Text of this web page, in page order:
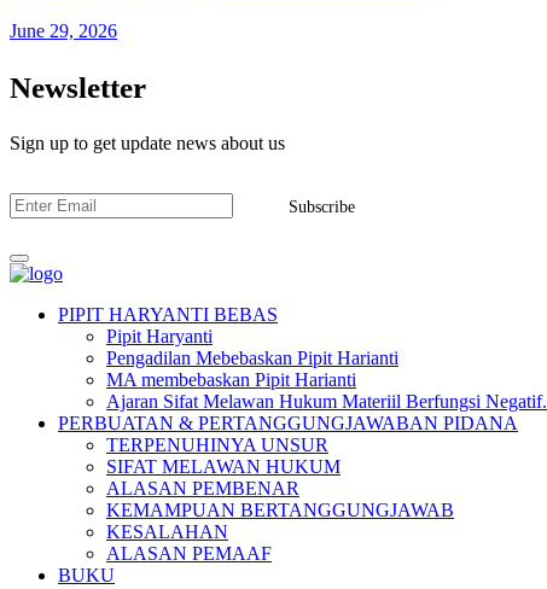
June 29, 2026
Newsletter
Sign up to get update news about us
Subscribe
PIPIT HARYANTI BEBAS
Pipit Haryanti
Pengadilan Mebebaskan Pipit Harianti
MA membebaskan Pipit Harianti
Ajaran Sifat Melawan Hukum Materiil Berfungsi Negatif.
PERBUATAN & PERTANGGUNGJAWABAN PIDANA
TERPENUHINYA UNSUR
SIFAT MELAWAN HUKUM
ALASAN PEMBENAR
KEMAMPUAN BERTANGGUNGJAWAB
KESALAHAN
ALASAN PEMAAF
BUKU